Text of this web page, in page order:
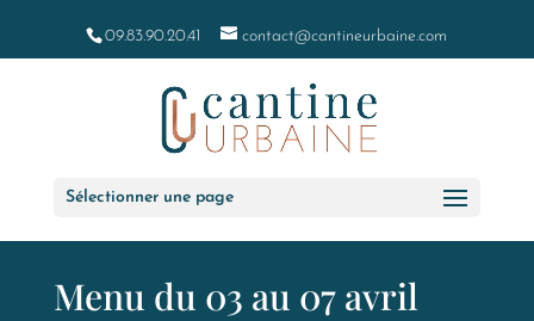
09.83.90.20.41 contact@cantineurbaine.com
Sélectionner une page
Menu du 03 au 07 avril